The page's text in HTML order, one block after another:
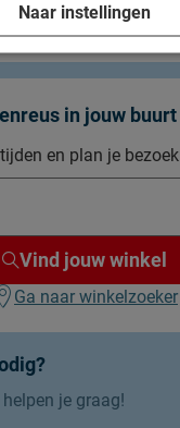
je graag!
in jouw buurt
en plan je bezoek
Vind jouw winkel
Ga naar winkelzoeker
Naar instellingen